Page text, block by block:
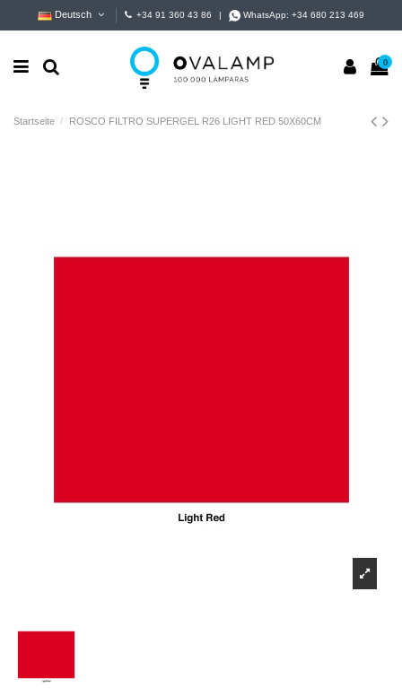
Deutsch +34 91 360 43 86 WhatsApp:+34 680 213 469
0
Startseite ROSCO FILTRO SUPERGEL R26 LIGHT RED 50X60CM